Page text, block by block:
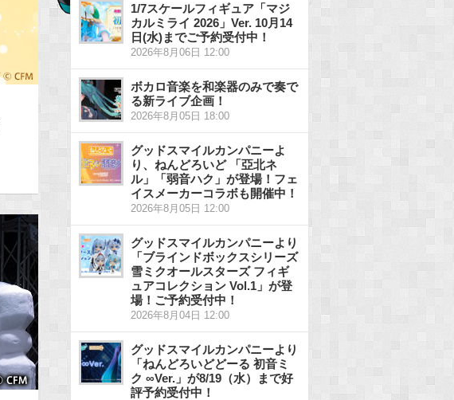
1/7スケールフィギュア「マジ
カルミライ 2026」Ver. 10月14
日(水)までご予約受付中！
2026年8月06日 12:00
ボカロ音楽を和楽器のみで奏で
る新ライブ企画！
2026年8月05日 18:00
グッドスマイルカンパニーよ
り、ねんどろいど 「亞北ネ
ル」「弱音ハク」が登場！フェ
イスメーカーコラボも開催中！
2026年8月05日 12:00
グッドスマイルカンパニーより
「ブラインドボックスシリーズ
雪ミクオールスターズ フィギ
ュアコレクション Vol.1」が登
場！ご予約受付中！
2026年8月04日 12:00
グッドスマイルカンパニーより
「ねんどろいどどーる 初音ミ
ク ∞Ver.」が8/19（水）まで好
評予約受付中！